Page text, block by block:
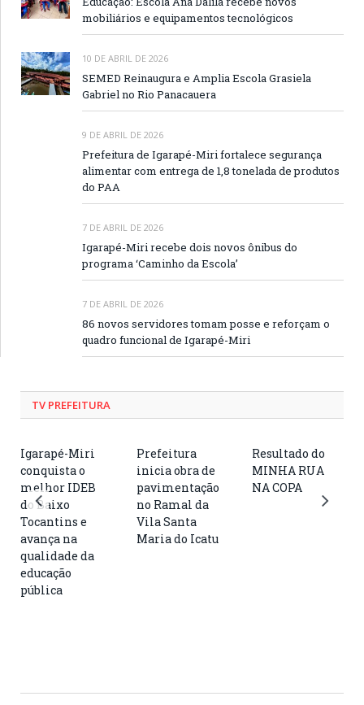
mobiliários e equipamentos tecnológicos
10 DE ABRIL DE 2026
SEMED Reinaugura e Amplia Escola Grasiela
Gabriel no Rio Panacauera
9 DE ABRIL DE 2026
Prefeitura de Igarapé-Miri fortalece segurança
alimentar com entrega de 1,8 tonelada de produtos
do PAA
7 DE ABRIL DE 2026
Igarapé-Miri recebe dois novos ônibus do
programa ‘Caminho da Escola’
7 DE ABRIL DE 2026
86 novos servidores tomam posse e reforçam o
quadro funcional de Igarapé-Miri
TV PREFEITURA
Igarapé-Miri
conquista o
melhor IDEB
do Baixo
Tocantins e
avança na
qualidade da
educação
pública
Prefeitura
inicia obra de
pavimentação
no Ramal da
Vila Santa
Maria do Icatu
Resultado do
MINHA RUA
NA COPA